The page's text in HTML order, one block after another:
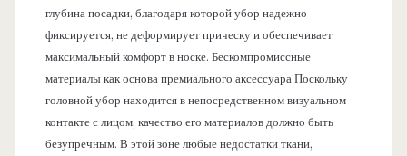
глубина посадки, благодаря которой убор надежно
фиксируется, не деформирует прическу и обеспечивает
максимальный комфорт в носке. Бескомпромиссные
материалы как основа премиального аксессуара Поскольку
головной убор находится в непосредственном визуальном
контакте с лицом, качество его материалов должно быть
безупречным. В этой зоне любые недостатки ткани,